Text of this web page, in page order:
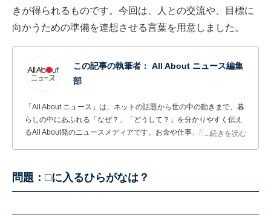
きが得られるものです。今回は、人との交流や、目標に
向かうための準備を連想させる言葉を用意しました。
この記事の執筆者： All About ニュース編集
部
「All About ニュース」は、ネットの話題から世の中の動きまで、暮
らしの中にあふれる「なぜ？」「どうして？」を分かりやすく伝え
るAll About発のニュースメディアです。お金や仕事、恋愛、ITに関
...続きを読む
問題：□に入るひらがなは？